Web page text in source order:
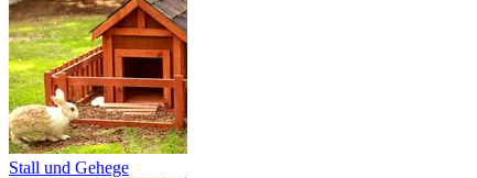
Stall und Gehege